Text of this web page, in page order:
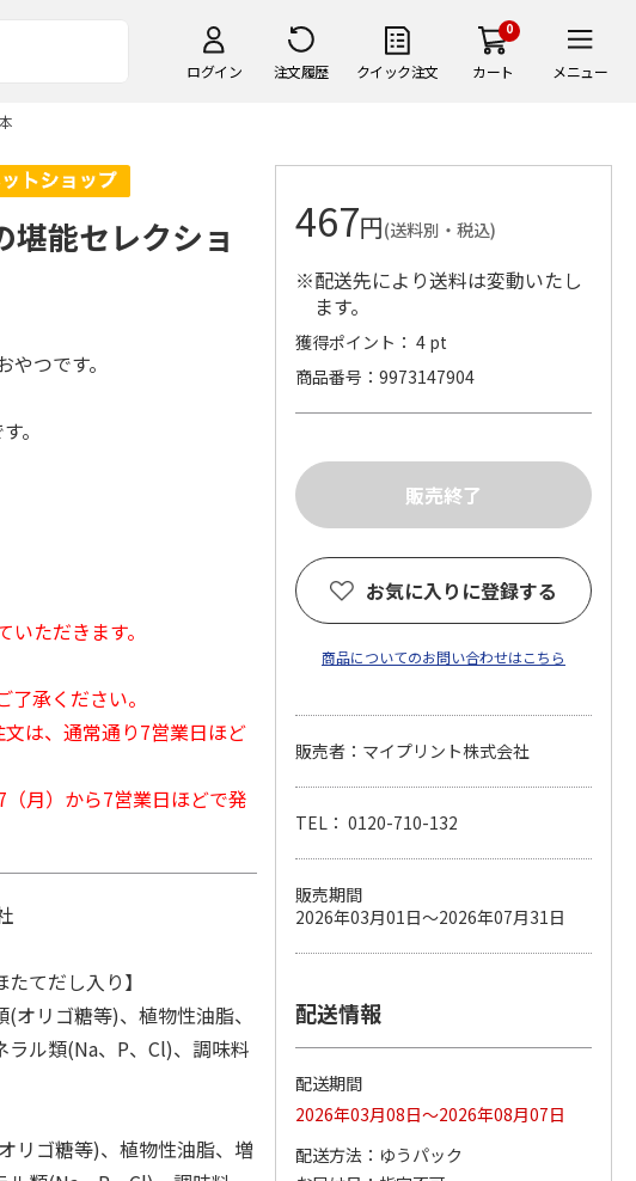
ログイン 注文履歴 クイック注文
0
カート メニュー
堪能セレクショ
つです。
。
ただきます。
承ください。
は、通常通り7営業日ほど
月）から7営業日ほどで発
てだし入り】
リゴ糖等)、植物性油脂、
ル類(Na、P、Cl)、調味料
リゴ糖等)、植物性油脂、増
467円(送料別・税込)
※配送先により送料は変動いたし
ます。
獲得ポイント： 4 pt
商品番号
9973147904
お気に入りに登録する
商品についてのお問い合わせはこちら
販売者：マイプリント株式会社
TEL： 0120-710-132
販売期間
2026年03月01日～2026年07月31日
配送情報
配送期間
2026年03月08日～2026年08月07日
配送方法
ゆうパック